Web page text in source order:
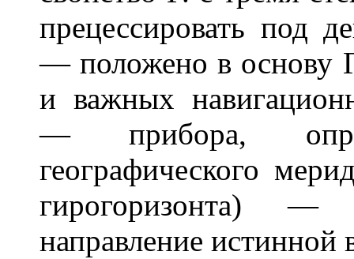
прецессировать под
— положено в основу
и важных
— прибора,
географического
гирогоризонта) —
направление истинной